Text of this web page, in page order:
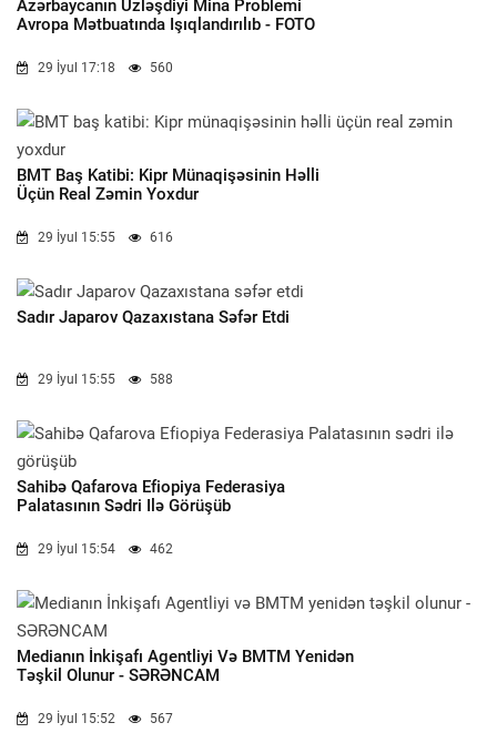
Azərbaycanın Üzləşdiyi Mina Problemi
Avropa Mətbuatında Işıqlandırılıb - FOTO
29 İyul 17:18 560
BMT Baş Katibi: Kipr Münaqişəsinin Həlli
Üçün Real Zəmin Yoxdur
29 İyul 15:55 616
Sadır Japarov Qazaxıstana Səfər Etdi
29 İyul 15:55 588
Sahibə Qafarova Efiopiya Federasiya
Palatasının Sədri Ilə Görüşüb
29 İyul 15:54 462
Medianın İnkişafı Agentliyi Və BMTM Yenidən
Təşkil Olunur - SƏRƏNCAM
29 İyul 15:52 567